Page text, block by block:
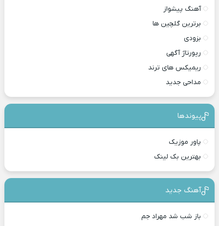
آهنگ پیشواز
برترین گلچین ها
بزودی
رپورتاژ آگهی
ریمیکس های ترند
مداحی جدید
پیوندها
پاور موزیک
بهترین بک لینک
آهنگ جدید
باز شب شد مهراد جم